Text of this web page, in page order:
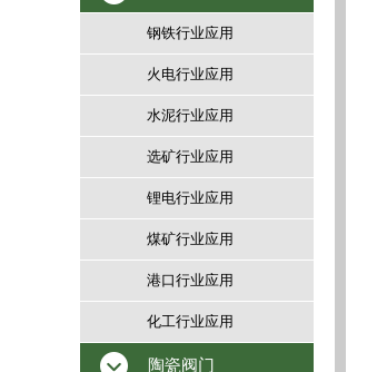
钢铁行业应用
火电行业应用
水泥行业应用
选矿行业应用
锂电行业应用
煤矿行业应用
港口行业应用
化工行业应用
陶瓷阀门